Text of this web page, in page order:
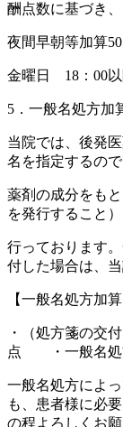
酬点数に基づき、
夜間早朝等加算
金曜日 18：00
5．一般名処方加
当院では、後発
名を指定するので
薬剤の成分をも
を発行すること
行っております
付した場合は、
【一般名処方加
・（処方箋の交
点 ・一般名処
一般名処方によ
も、患者様に必
の程よろしくお